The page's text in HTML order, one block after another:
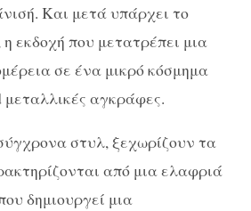
Και μετά υπάρχει το
εκδοχή που μετατρέπει μια
σε ένα μικρό κόσμημα
μεταλλικές αγκράφες.
στυλ, ξεχωρίζουν τα
από μια ελαφριά
δημιουργεί μια